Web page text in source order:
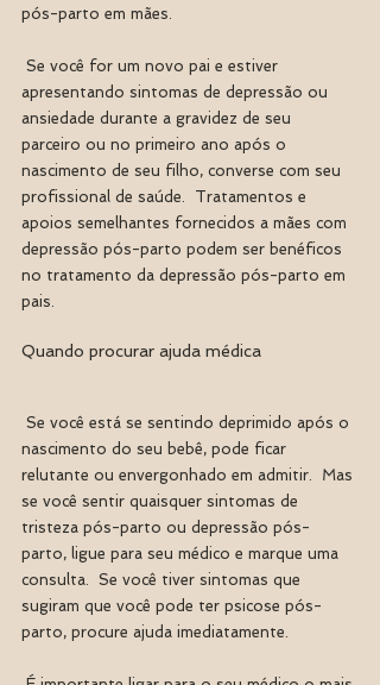
pós-parto em mães.
apresentando sintomas de depressão ou
ansiedade durante a gravidez de seu
parceiro ou no primeiro ano após o
nascimento de seu filho, converse com seu
profissional de saúde.  Tratamentos e
apoios semelhantes fornecidos a mães com
depressão pós-parto podem ser benéficos
no tratamento da depressão pós-parto em
pais.
Quando procurar ajuda médica
nascimento do seu bebê, pode ficar
relutante ou envergonhado em admitir.  Mas
se você sentir quaisquer sintomas de
tristeza pós-parto ou depressão pós-
parto, ligue para seu médico e marque uma
consulta.  Se você tiver sintomas que
sugiram que você pode ter psicose pós-
parto, procure ajuda imediatamente.